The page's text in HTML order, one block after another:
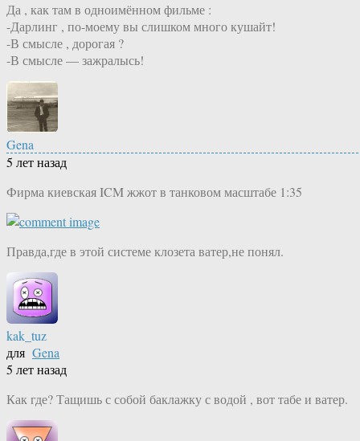
Да , как там в одноимённом фильме :
-Дарлинг , по-моему вы слишком много кушайт!
-В смысле , дорогая ?
-В смысле — зажралысь!
Gena
5 лет назад
Фирма киевская ICM жжот в танковом масштабе 1:35
Правда,где в этой системе клозета ватер,не понял.
kak_tuz
для Gena
5 лет назад
Как где? Тащишь с собой баклажку с водой , вот табе и ватер.